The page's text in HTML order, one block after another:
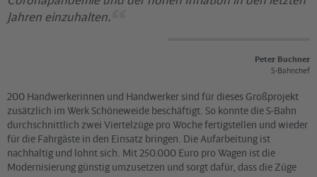
Jahren einzuhalten.
Peter Buchner
S-Bahnchef
200 Handwerkerinnen und Handwerker sind für dieses Großprojekt
zusätzlich im Werk Schöneweide beschäftigt. So konnte die S-Bahn
durchschnittlich zwei Viertelzüge pro Woche fertigstellen und wieder
für die Fahrgäste in den Einsatz bringen. Die Aufarbeitung ist
nachhaltig und lohnt sich. Mit 250.000 Euro pro Wagen ist die
Modernisierung günstig umzusetzen und sorgt dafür, dass die Züge